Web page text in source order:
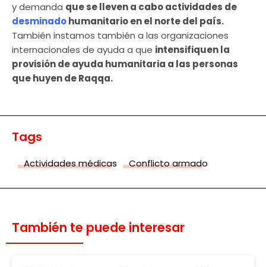
y demanda que se lleven a cabo actividades de
desminadohumanitario en el norte del país.
También instamos también a las organizaciones
internacionales de ayuda a que intensifiquen la
provisión de ayuda humanitaria a las personas
que huyen de Raqqa.
Tags
Actividades médicas Conflicto armado
También te puede interesar